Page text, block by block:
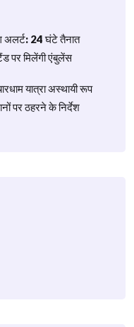
अलर्ट: 24 घंटे तैनात
पर मिलेंगी एंबुलेंस
यात्रा अस्थायी रूप
पर ठहरने के निर्देश